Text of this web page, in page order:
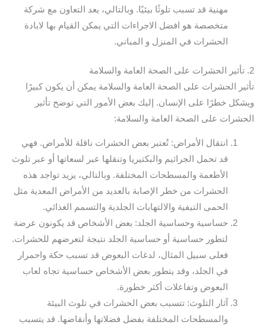
مهنية قد تسبب تلوثًا بيئيًا. وبالتالي، يعد التعاون مع شركة
متخصصة هو افضل الاجراءات التي يمكن القيام بها لابادة
الحشرات في المنزل و المباني.
2. تأثير الحشرات على الصحة العامة والسلامة
تأثير الحشرات على الصحة العامة والسلامة يمكن أن يكون كبيرًا
ويشكل خطرًا على الإنسان. إليك بعض الأمور التي توضح تأثير
الحشرات على الصحة العامة والسلامة:
انتقال الأمراض: تُعتبر بعض الحشرات ناقلة للأمراض. فهي
قد تحمل الجراثيم والبكتيريا وتنقلها عبر لسعاتها أو عبر تلوث
الأطعمة والمسطحات المختلفة. وبالتالي، يزيد تواجد هذه
الحشرات من خطر الإصابة بالعديد من الأمراض المعدية مثل
الحمى التيفية والالتهابات الجلدية والتسمم الغذائي.
حساسية وحساسية الجلد: بعض الأشخاص قد يكونون عرضة
لتطور حساسية أو حساسية الجلد نتيجة لتعرضهم للحشرات.
فعلى سبيل المثال، لدغات البعوض قد تسبب حكة واحمرار
في الجلد، وقد يتطور بعض الأشخاص حساسية تجاه لعاب
البعوض وتفاعلات أكثر خطورة.
آثار التلوث: تتسبب بعض الحشرات في تلوث البيئة
والمسطحات المختلفة بفضل فضلاتها وأنقاضها. قد يتسبب